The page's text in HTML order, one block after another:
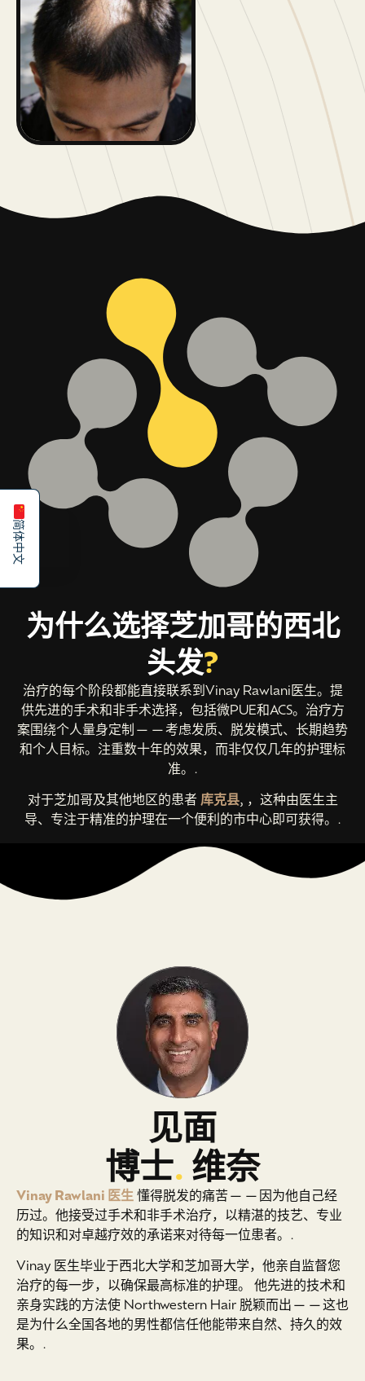
为什么选择芝加哥的西北
头发?
治疗的每个阶段都能直接联系到Vinay Rawlani医生。提
供先进的手术和非手术选择，包括微PUE和ACS。治疗方
案围绕个人量身定制——考虑发质、脱发模式、长期趋势
和个人目标。注重数十年的效果，而非仅仅几年的护理标
准。.
对于芝加哥及其他地区的患者 库克县, ，这种由医生主
导、专注于精准的护理在一个便利的市中心即可获得。.
见面
博士. 维奈
Vinay Rawlani 医生 懂得脱发的痛苦——因为他自己经
历过。他接受过手术和非手术治疗，以精湛的技艺、专业
的知识和对卓越疗效的承诺来对待每一位患者。.
Vinay 医生毕业于西北大学和芝加哥大学，他亲自监督您
治疗的每一步，以确保最高标准的护理。 他先进的技术和
亲身实践的方法使 Northwestern Hair 脱颖而出——这也
是为什么全国各地的男性都信任他能带来自然、持久的效
果。.
简体中文
English
Español